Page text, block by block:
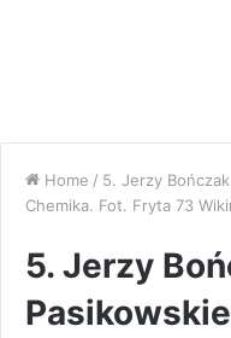
Home / 5. Jerzy
Chemika. Fot. Fryta 73
5. Jerzy